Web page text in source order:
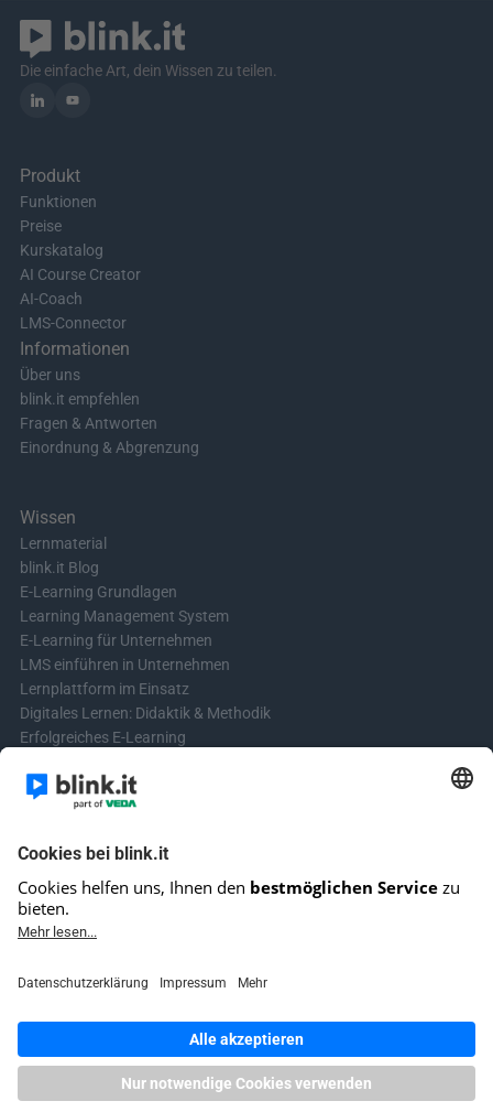
Die einfache Art, dein Wissen zu teilen.
Produkt
Funktionen
Preise
Kurskatalog
AI Course Creator
AI-Coach
LMS-Connector
Informationen
Über uns
blink.it empfehlen
Fragen & Antworten
Einordnung & Abgrenzung
Wissen
Lernmaterial
blink.it Blog
E-Learning Grundlagen
Learning Management System
E-Learning für Unternehmen
LMS einführen in Unternehmen
Lernplattform im Einsatz
Digitales Lernen: Didaktik & Methodik
Erfolgreiches E-Learning
Learning & Development
Videos für Online-Kurse erstellen
Kontakt aufnehmen
Kontaktformular
Fragen? Schreibe uns!
E-Mail-Kundensupport